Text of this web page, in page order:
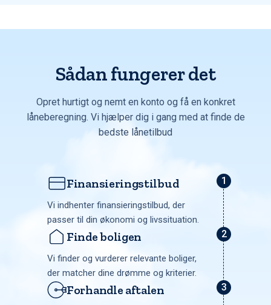
Sådan fungerer det
Opret hurtigt og nemt en konto og få en konkret
låneberegning. Vi hjælper dig i gang med at finde de
bedste lånetilbud
Finansieringstilbud
Vi indhenter finansieringstilbud, der
passer til din økonomi og livssituation.
Finde boligen
Vi finder og vurderer relevante boliger,
der matcher dine drømme og kriterier.
Forhandle aftalen